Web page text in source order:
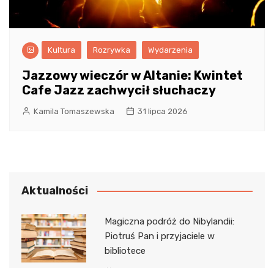
Kultura Rozrywka Wydarzenia
Jazzowy wieczór w Altanie: Kwintet
Cafe Jazz zachwycił słuchaczy
Kamila Tomaszewska 31 lipca 2026
Aktualności
Magiczna podróż do Nibylandii:
Piotruś Pan i przyjaciele w
bibliotece